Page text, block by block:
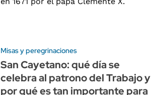
Misas y peregrinaciones
San Cayetano: qué día se
celebra al patrono del Trabajo y
por qué es tan importante para